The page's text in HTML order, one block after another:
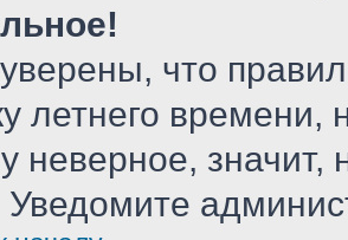
что
летнего
неверное, значит,
Уведомите